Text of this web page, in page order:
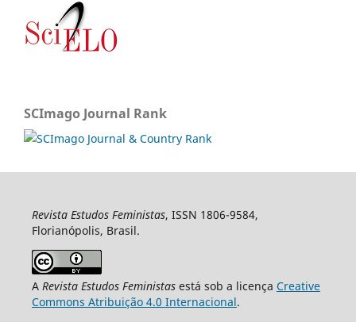
SCImago Journal Rank
Revista Estudos Feministas, ISSN 1806-9584,
Florianópolis, Brasil.
A Revista Estudos Feministasestá sob a licença Creative
Commons Atribuição 4.0 Internacional.